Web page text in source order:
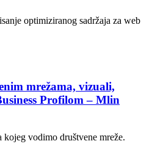
optimiziranog sadržaja za web
mrežama, vizuali,
Profilom – Mlin
vodimo društvene mreže.